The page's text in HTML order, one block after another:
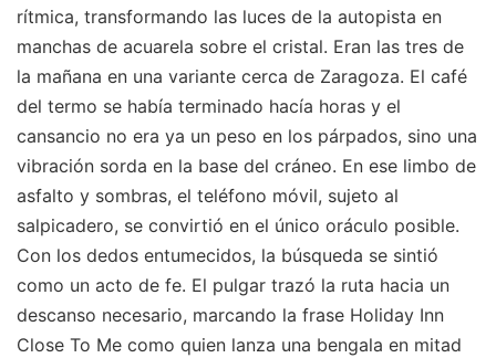
rítmica, transformando las luces de la autopista en
manchas de acuarela sobre el cristal. Eran las tres de
la mañana en una variante cerca de Zaragoza. El café
del termo se había terminado hacía horas y el
cansancio no era ya un peso en los párpados, sino una
vibración sorda en la base del cráneo. En ese limbo de
asfalto y sombras, el teléfono móvil, sujeto al
salpicadero, se convirtió en el único oráculo posible.
Con los dedos entumecidos, la búsqueda se sintió
como un acto de fe. El pulgar trazó la ruta hacia un
descanso necesario, marcando la frase Holiday Inn
Close To Me como quien lanza una bengala en mitad